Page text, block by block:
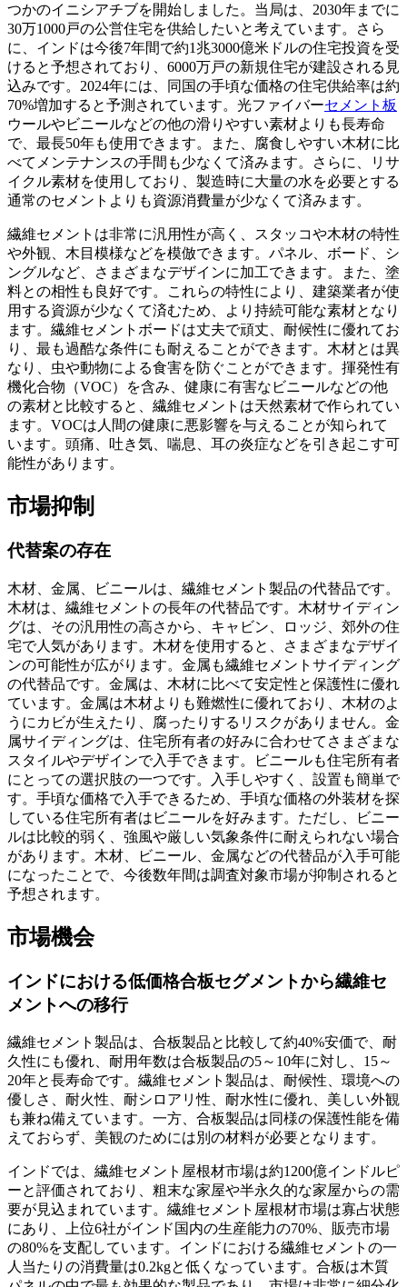
つかのイニシアチブを開始しました。当局は、2030年までに
30万1000戸の公営住宅を供給したいと考えています。さら
に、インドは今後7年間で約1兆3000億米ドルの住宅投資を受
けると予想されており、6000万戸の新規住宅が建設される見
込みです。2024年には、同国の手頃な価格の住宅供給率は約
70%増加すると予測されています。光ファイバーセメント板
ウールやビニールなどの他の滑りやすい素材よりも長寿命
で、最長50年も使用できます。また、腐食しやすい木材に比
べてメンテナンスの手間も少なくて済みます。さらに、リサ
イクル素材を使用しており、製造時に大量の水を必要とする
通常のセメントよりも資源消費量が少なくて済みます。
繊維セメントは非常に汎用性が高く、スタッコや木材の特性
や外観、木目模様などを模倣できます。パネル、ボード、シ
ングルなど、さまざまなデザインに加工できます。また、塗
料との相性も良好です。これらの特性により、建築業者が使
用する資源が少なくて済むため、より持続可能な素材となり
ます。繊維セメントボードは丈夫で頑丈、耐候性に優れてお
り、最も過酷な条件にも耐えることができます。木材とは異
なり、虫や動物による食害を防ぐことができます。揮発性有
機化合物（VOC）を含み、健康に有害なビニールなどの他
の素材と比較すると、繊維セメントは天然素材で作られてい
ます。VOCは人間の健康に悪影響を与えることが知られて
います。頭痛、吐き気、喘息、耳の炎症などを引き起こす可
能性があります。
市場抑制
代替案の存在
木材、金属、ビニールは、繊維セメント製品の代替品です。
木材は、繊維セメントの長年の代替品です。木材サイディン
グは、その汎用性の高さから、キャビン、ロッジ、郊外の住
宅で人気があります。木材を使用すると、さまざまなデザイ
ンの可能性が広がります。金属も繊維セメントサイディング
の代替品です。金属は、木材に比べて安定性と保護性に優れ
ています。金属は木材よりも難燃性に優れており、木材のよ
うにカビが生えたり、腐ったりするリスクがありません。金
属サイディングは、住宅所有者の好みに合わせてさまざまな
スタイルやデザインで入手できます。ビニールも住宅所有者
にとっての選択肢の一つです。入手しやすく、設置も簡単で
す。手頃な価格で入手できるため、手頃な価格の外装材を探
している住宅所有者はビニールを好みます。ただし、ビニー
ルは比較的弱く、強風や厳しい気象条件に耐えられない場合
があります。木材、ビニール、金属などの代替品が入手可能
になったことで、今後数年間は調査対象市場が抑制されると
予想されます。
市場機会
インドにおける低価格合板セグメントから繊維セ
メントへの移行
繊維セメント製品は、合板製品と比較して約40%安価で、耐
久性にも優れ、耐用年数は合板製品の5～10年に対し、15～
20年と長寿命です。繊維セメント製品は、耐候性、環境への
優しさ、耐火性、耐シロアリ性、耐水性に優れ、美しい外観
も兼ね備えています。一方、合板製品は同様の保護性能を備
えておらず、美観のためには別の材料が必要となります。
インドでは、繊維セメント屋根材市場は約1200億インドルピ
ーと評価されており、粗末な家屋や半永久的な家屋からの需
要が見込まれています。繊維セメント屋根材市場は寡占状態
にあり、上位6社がインド国内の生産能力の70%、販売市場
の80%を支配しています。インドにおける繊維セメントの一
人当たりの消費量は0.2kgと低くなっています。合板は木質